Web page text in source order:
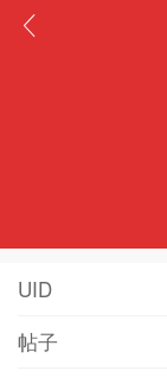
UID
帖子